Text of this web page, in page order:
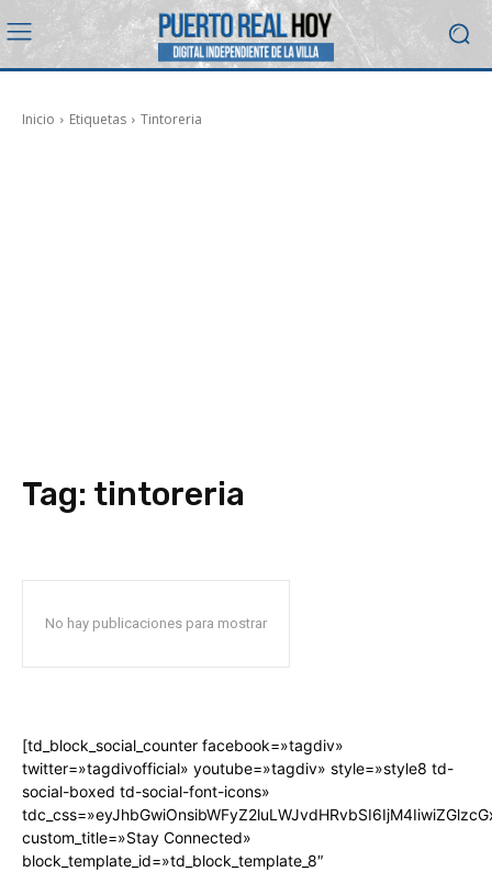
Inicio Etiquetas Tintoreria
Tag: tintoreria
No hay publicaciones para mostrar
[td_block_social_counter facebook=»tagdiv»
twitter=»tagdivofficial» youtube=»tagdiv» style=»style8 td-
social-boxed td-social-font-icons»
custom_title=»Stay Connected»
block_template_id=»td_block_template_8″